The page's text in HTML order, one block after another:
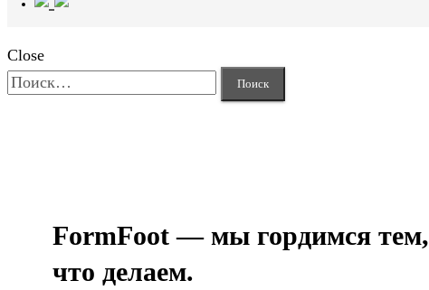
Close
Найти:
FormFoot — мы гордимся тем,
что делаем.